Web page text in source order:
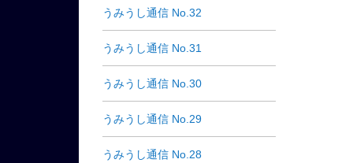
うみうし通信 No.32
うみうし通信 No.31
うみうし通信 No.30
うみうし通信 No.29
うみうし通信 No.28